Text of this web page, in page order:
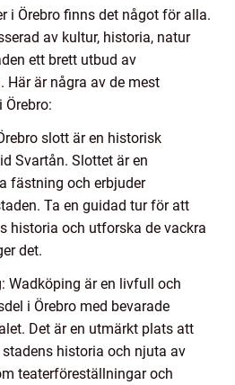
i Örebro finns det något för alla.
av kultur, historia, natur
ett brett utbud av
Här är några av de mest
slott är en historisk
Svartån. Slottet är en
fästning och erbjuder
Ta en guidad tur för att
historia och utforska de vackra
det.
Wadköping är en livfull och
i Örebro med bevarade
Det är en utmärkt plats att
historia och njuta av
teaterföreställningar och